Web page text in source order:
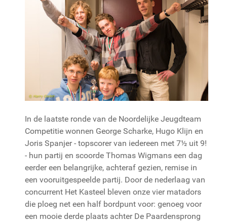
In de laatste ronde van de Noordelijke Jeugdteam
Competitie wonnen George Scharke, Hugo Klijn en
Joris Spanjer - topscorer van iedereen met 7½ uit 9!
- hun partij en scoorde Thomas Wigmans een dag
eerder een belangrijke, achteraf gezien, remise in
een vooruitgespeelde partij. Door de nederlaag van
concurrent Het Kasteel bleven onze vier matadors
die ploeg net een half bordpunt voor: genoeg voor
een mooie derde plaats achter De Paardensprong